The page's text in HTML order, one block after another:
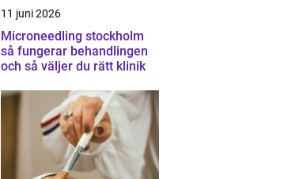
11 juni 2026
Microneedling stockholm
så fungerar behandlingen
och så väljer du rätt klinik